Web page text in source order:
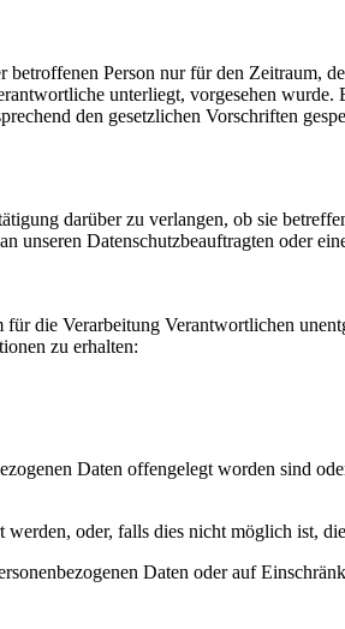
Person nur für den Zeitraum,
unterliegt, vorgesehen
den gesetzlichen Vorschriften
darüber zu verlangen, ob sie
unseren Datenschutzbeauftragten oder
die Verarbeitung Verantwortlichen
zu erhalten:
Daten offengelegt worden sind
oder, falls dies nicht möglich ist,
Daten oder auf